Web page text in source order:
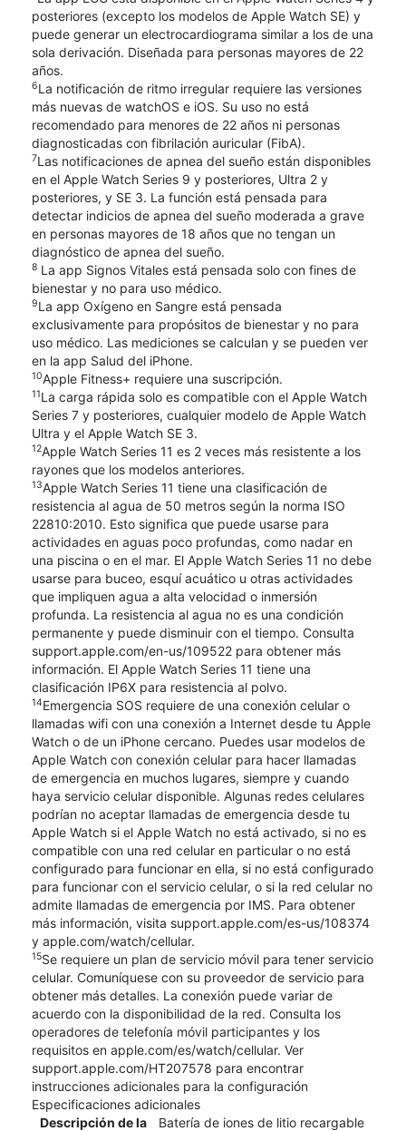
posteriores (excepto los modelos de Apple Watch SE) y
puede generar un electrocardiograma similar a los de una
sola derivación. Diseñada para personas mayores de 22
años.
6La notificación de ritmo irregular requiere las versiones
más nuevas de watchOS e iOS. Su uso no está
recomendado para menores de 22 años ni personas
diagnosticadas con fibrilación auricular (FibA).
7Las notificaciones de apnea del sueño están disponibles
en el Apple Watch Series 9 y posteriores, Ultra 2 y
posteriores, y SE 3. La función está pensada para
detectar indicios de apnea del sueño moderada a grave
en personas mayores de 18 años que no tengan un
diagnóstico de apnea del sueño.
8 La app Signos Vitales está pensada solo con fines de
bienestar y no para uso médico.
9La app Oxígeno en Sangre está pensada
exclusivamente para propósitos de bienestar y no para
uso médico. Las mediciones se calculan y se pueden ver
en la app Salud del iPhone.
10Apple Fitness+ requiere una suscripción.
11La carga rápida solo es compatible con el Apple Watch
Series 7 y posteriores, cualquier modelo de Apple Watch
Ultra y el Apple Watch SE 3.
12Apple Watch Series 11 es 2 veces más resistente a los
rayones que los modelos anteriores.
13Apple Watch Series 11 tiene una clasificación de
resistencia al agua de 50 metros según la norma ISO
22810:2010. Esto significa que puede usarse para
actividades en aguas poco profundas, como nadar en
una piscina o en el mar. El Apple Watch Series 11 no debe
usarse para buceo, esquí acuático u otras actividades
que impliquen agua a alta velocidad o inmersión
profunda. La resistencia al agua no es una condición
permanente y puede disminuir con el tiempo. Consulta
support.apple.com/en-us/109522 para obtener más
información. El Apple Watch Series 11 tiene una
clasificación IP6X para resistencia al polvo.
14Emergencia SOS requiere de una conexión celular o
llamadas wifi con una conexión a Internet desde tu Apple
Watch o de un iPhone cercano. Puedes usar modelos de
Apple Watch con conexión celular para hacer llamadas
de emergencia en muchos lugares, siempre y cuando
haya servicio celular disponible. Algunas redes celulares
podrían no aceptar llamadas de emergencia desde tu
Apple Watch si el Apple Watch no está activado, si no es
compatible con una red celular en particular o no está
configurado para funcionar en ella, si no está configurado
para funcionar con el servicio celular, o si la red celular no
admite llamadas de emergencia por IMS. Para obtener
más información, visita support.apple.com/es-us/108374
y apple.com/watch/cellular.
15Se requiere un plan de servicio móvil para tener servicio
celular. Comuníquese con su proveedor de servicio para
obtener más detalles. La conexión puede variar de
acuerdo con la disponibilidad de la red. Consulta los
operadores de telefonía móvil participantes y los
requisitos en apple.com/es/watch/cellular. Ver
support.apple.com/HT207578 para encontrar
instrucciones adicionales para la configuración
Especificaciones adicionales
Descripción de la
Batería de iones de litio recargable